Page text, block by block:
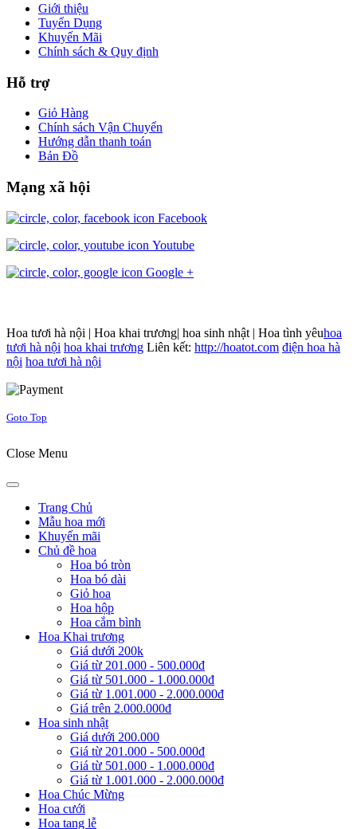
Giới thiệu
Tuyển Dụng
Khuyến Mãi
Chính sách & Quy định
Hỗ trợ
Giỏ Hàng
Chính sách Vận Chuyển
Hướng dẫn thanh toán
Bản Đồ
Mạng xã hội
Facebook
Youtube
Google +
Hoa tươi hà nội | Hoa khai trương| hoa sinh nhật | Hoa tình yêuhoa
tươi hà nội hoa khai trương Liên kết: http://hoatot.com điện hoa hà
nội hoa tươi hà nội
Goto Top
Close Menu
Trang Chủ
Mẫu hoa mới
Khuyến mãi
Chủ đề hoa
Hoa bó tròn
Hoa bó dài
Giỏ hoa
Hoa hộp
Hoa cắm bình
Hoa Khai trương
Giá dưới 200k
Giá từ 201.000 - 500.000đ
Giá từ 501.000 - 1.000.000đ
Giá từ 1.001.000 - 2.000.000đ
Giá trên 2.000.000đ
Hoa sinh nhật
Giá dưới 200.000
Giá từ 201.000 - 500.000đ
Giá từ 501.000 - 1.000.000đ
Giá từ 1.001.000 - 2.000.000đ
Hoa Chúc Mừng
Hoa cưới
Hoa tang lễ